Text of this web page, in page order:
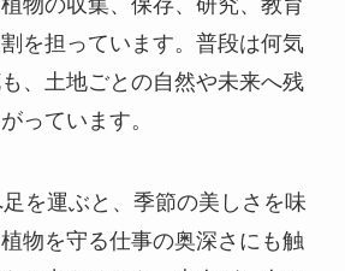
を担っています。普段は何気
、土地ごとの自然や未来へ残
っています。
を運ぶと、季節の美しさを味
物を守る仕事の奥深さにも触